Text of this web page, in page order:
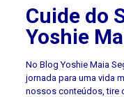
Cuide do
Yoshie
No Blog Yoshie Maia
jornada para uma vida
nossos conteúdos, tire